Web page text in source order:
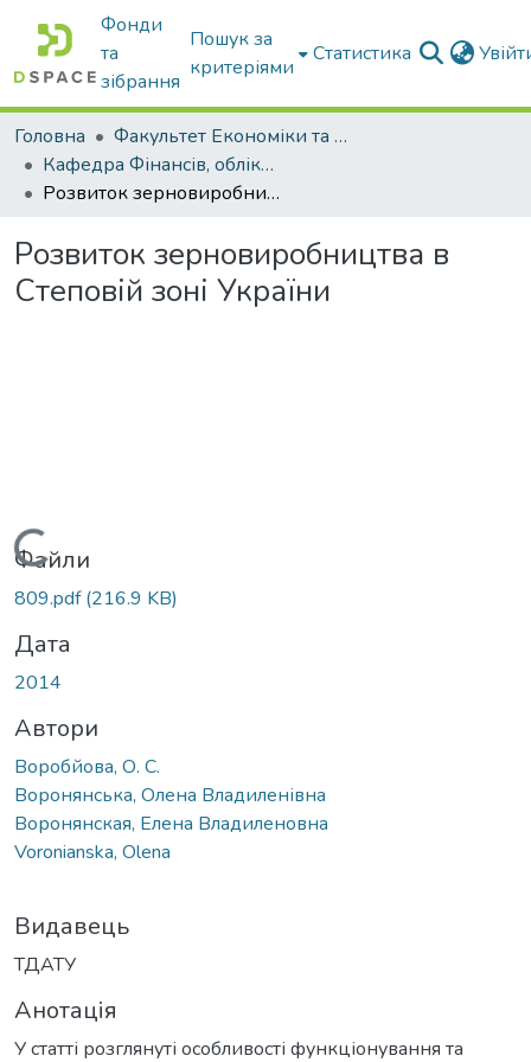
Фонди
та
зібрання
Пошук за
критеріями
Статистика
Головна
Факультет Економіки та бізнесу
Кафедра Фінансів, обліку і оподаткування
Розвиток зерновиробництва в Степовій зоні України
Розвиток зерновиробництва в
Степовій зоні України
Вантажиться...
Файли
809.pdf(216.9 KB)
Дата
2014
Автори
Воробйова, О. С.
Воронянська, Олена Владиленівна
Воронянская, Елена Владиленовна
Voronianska, Olena
Видавець
ТДАТУ
Анотація
У статті розглянуті особливості функціонування та